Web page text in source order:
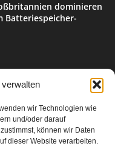
wir Technologien wie
und/oder darauf
können wir Daten
dieser Website verarbeiten.
dominieren
Batteriespeicher-
3004
2067